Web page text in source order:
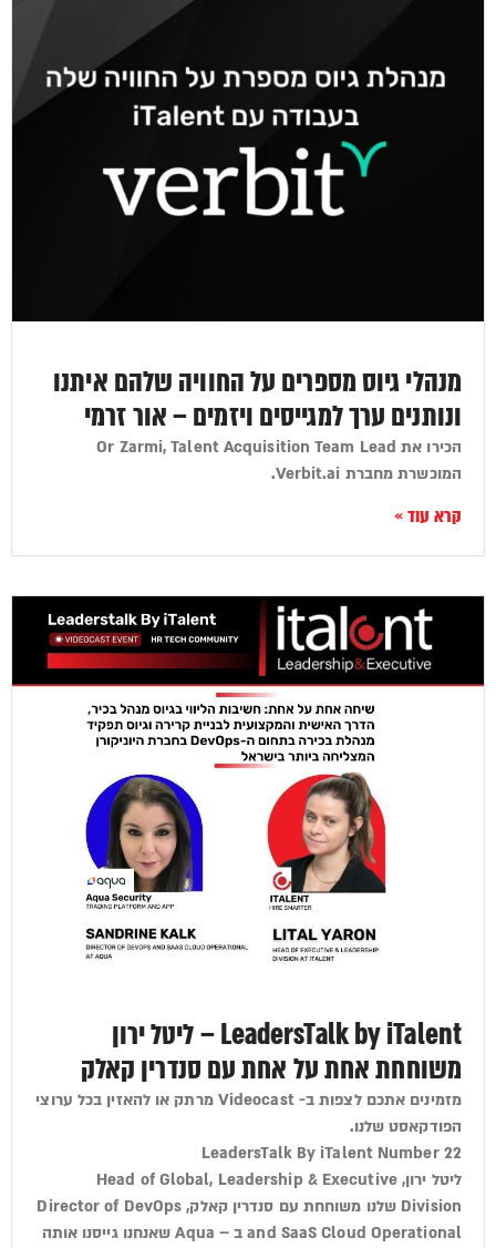
מנהלי גיוס מספרים על החוויה שלהם איתנו
ונותנים ערך למגייסים ויזמים – אור זרמי
הכירו את Or Zarmi, Talent Acquisition Team Lead
המוכשרת מחברת Verbit.ai.
קרא עוד »
LeadersTalk by iTalent – ליטל ירון
משוחחת אחת על אחת עם סנדרין קאלק
מזמינים אתכם לצפות ב- Videocast מרתק או להאזין בכל ערוצי
הפודקאסט שלנו.
LeadersTalk By iTalent Number 22
ליטל ירון, Head of Global, Leadership & Executive
Division שלנו משוחחת עם סנדרין קאלק, Director of DevOps
and SaaS Cloud Operational ב – Aqua שאנחנו גייסנו אותה